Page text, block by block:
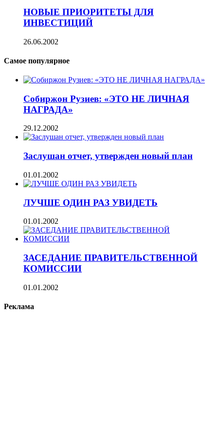
НОВЫЕ ПРИОРИТЕТЫ ДЛЯ
ИНВЕСТИЦИЙ
26.06.2002
Самое популярное
Собиржон Рузиев: «ЭТО НЕ ЛИЧНАЯ
НАГРАДА»
29.12.2002
Заслушан отчет, утвержден новый план
01.01.2002
ЛУЧШЕ ОДИН РАЗ УВИДЕТЬ
01.01.2002
ЗАСЕДАНИЕ ПРАВИТЕЛЬСТВЕННОЙ
КОМИССИИ
01.01.2002
Реклама